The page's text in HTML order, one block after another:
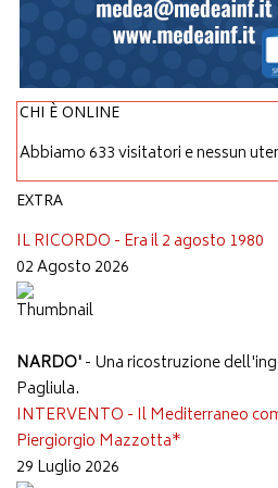
CHI È ONLINE
Abbiamo 633 visitatori e nessun
EXTRA
IL RICORDO - Era il 2 agosto 1980
02 Agosto 2026
NARDO'- Una ricostruzione
Pagliula.
INTERVENTO - Il Mediterraneo
Piergiorgio Mazzotta*
29 Luglio 2026